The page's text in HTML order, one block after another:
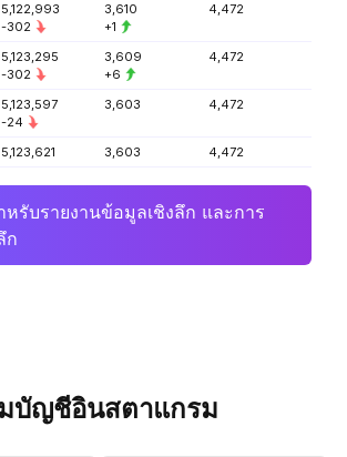
5,122,993
-302
3,610
+1
4,472
5,123,295
-302
3,609
+6
4,472
5,123,597
-24
3,603 4,472
5,123,621 3,603 4,472
รับรายงานข้อมูลเชิงลึก และการ
ก
บัญชีอินสตาแกรม